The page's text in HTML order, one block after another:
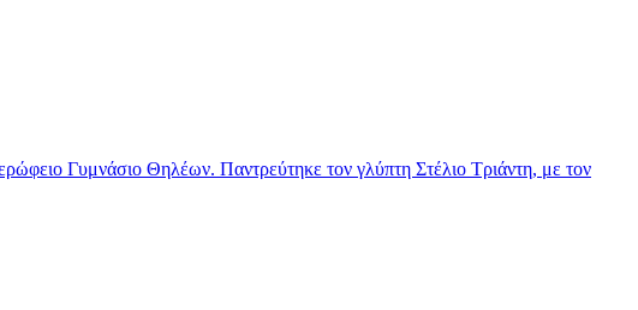
Γυμνάσιο Θηλέων. Παντρεύτηκε τον γλύπτη Στέλιο Τριάντη, με τον